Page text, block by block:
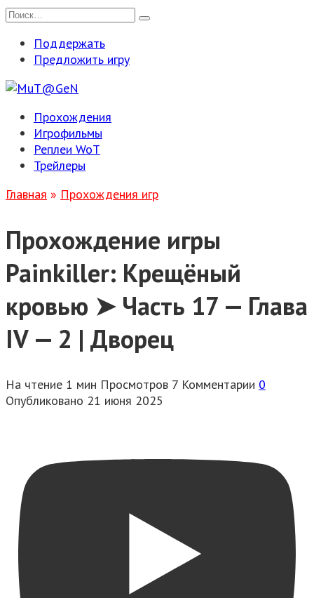
Перейти
содержанию
Search
Поддержать
Предложить игру
Прохождения
Игрофильмы
Реплеи WoT
Трейлеры
Главная » Прохождения игр
Прохождение игры
Painkiller: Крещёный
кровью ➤ Часть 17 — Глава
IV — 2 | Дворец
На чтение 1 мин Просмотров 7 Комментарии 0
Опубликовано 21 июня 2025